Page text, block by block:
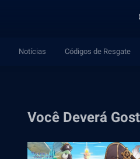
Notícias Códigos de Resgate
Você Deverá